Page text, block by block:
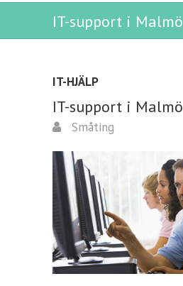
IT-support i Malmö
IT-HJÄLP
IT-support i Malmö
Småting